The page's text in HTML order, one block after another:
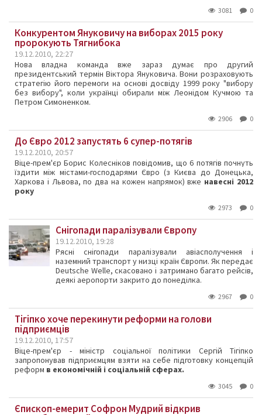
3081 0
Конкурентом Януковичу на виборах 2015 року
пророкують Тягнибока
19.12.2010, 22:27
Нова владна команда вже зараз думає про другий
президентський термін Віктора Януковича. Вони розраховують
стратегію його перемоги на основі досвіду 1999 року "вибору
без вибору", коли українці обирали між Леонідом Кучмою та
Петром Симоненком.
2906 0
До Євро 2012 запустять 6 супер-потягів
19.12.2010, 20:57
Віце-прем'єр Борис Колесніков повідомив, що 6 потягів почнуть
їздити між містами-господарями Євро (з Києва до Донецька,
Харкова і Львова, по два на кожен напрямок) вже навесні 2012
року
2973 0
Снігопади паралізували Європу
19.12.2010, 19:28
Рясні снігопади паралізували авіасполучення і
наземний транспорт у низці країн Європи. Як передає
Deutsche Welle, скасовано і затримано багато рейсів,
деякі аеропорти закрито до понеділка.
2967 0
Тігіпко хоче перекинути реформи на голови
підприємців
19.12.2010, 17:57
Віце-прем'єр - міністр соціальної політики Сергій Тігіпко
запропонував підприємцям взяти на себе підготовку концепцій
реформ в економічній і соціальній сферах.
3045 0
Єпископ-емерит Софрон Мудрий відкрив